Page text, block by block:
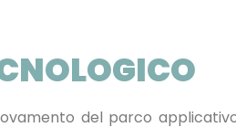
del parco